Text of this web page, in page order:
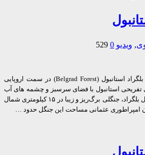
0
529
جنگل بلگراد استانبول جنگل بلگراد استانبول (Belgrad Forest) در سمت اروپایی
استانبول با فضای سرسبز و چشمه های آب
معدنی فراوان قرار دارد. جنگل بلگراد، جنگلی برگ‌ریز و زیبا در ۱۵ کیلومتری شمال
عثمانی مساحت این جنگل حدود …